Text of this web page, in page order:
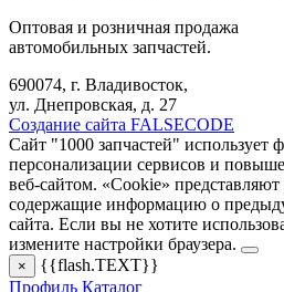
Оптовая и розничная продажа
автомобильных запчастей.
690074, г. Владивосток,
ул. Днепровская, д. 27
Создание сайта FALSECODE
Сайт "1000 запчастей" использует
персонализации сервисов и
веб-сайтом. «Cookie»
содержащие информацию о
сайта. Если вы не хотите
измените настройки браузера.
×
{{flash.TEXT}}
Профиль Каталог